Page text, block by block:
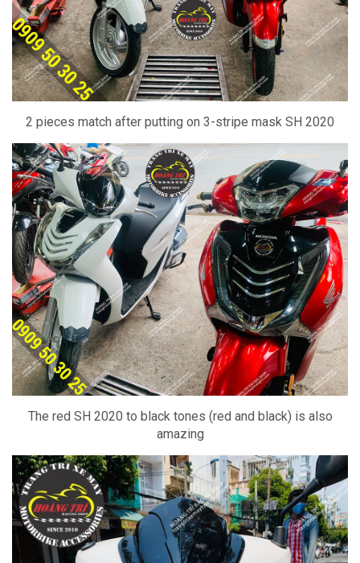
2 pieces match after putting on 3-stripe mask SH 2020
The red SH 2020 to black tones (red and black) is also
amazing